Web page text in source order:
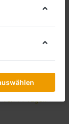
Versandkosten